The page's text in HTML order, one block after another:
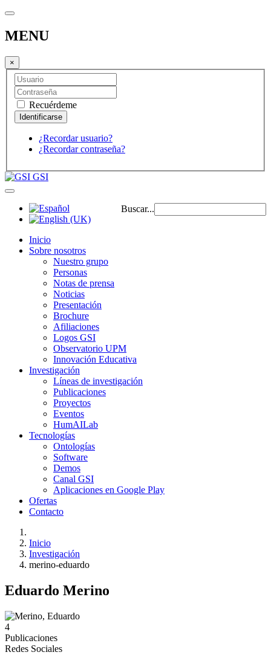
MENU
×
Recuérdeme
¿Recordar usuario?
¿Recordar contraseña?
GSI
Buscar...
Inicio
Sobre nosotros
Nuestro grupo
Personas
Notas de prensa
Noticias
Presentación
Brochure
Afiliaciones
Logos GSI
Observatorio UPM
Innovación Educativa
Investigación
Líneas de investigación
Publicaciones
Proyectos
Eventos
HumAILab
Tecnologías
Ontologías
Software
Demos
Canal GSI
Aplicaciones en Google Play
Ofertas
Contacto
Inicio
Investigación
merino-eduardo
Eduardo Merino
4
Publicaciones
Redes Sociales